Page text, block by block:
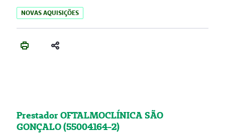
NOVAS AQUISIÇÕES
Prestador OFTALMOCLÍNICA SÃO
GONÇALO (55004164-2)